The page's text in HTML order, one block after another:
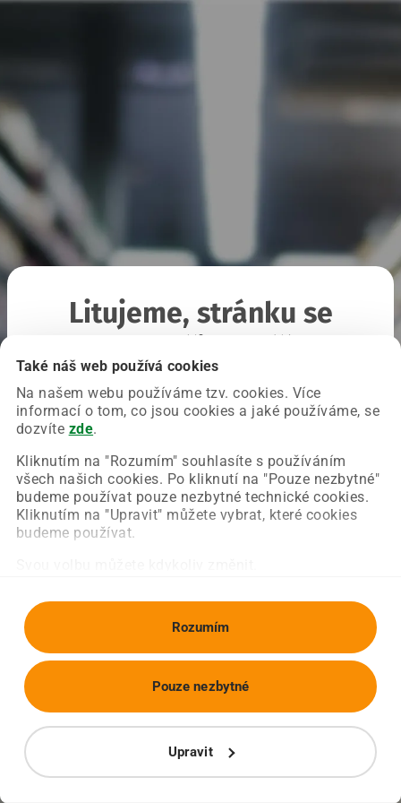
Také náš web používá cookies
Na našem webu používáme tzv. cookies. Více
informací o tom, co jsou cookies a jaké používáme, se
dozvíte zde.
Kliknutím na "Rozumím" souhlasíte s používáním
všech našich cookies. Po kliknutí na "Pouze nezbytné"
budeme používat pouze nezbytné technické cookies.
Kliknutím na "Upravit" můžete vybrat, které cookies
budeme používat.
Rozumím
Upravit
Pouze nezbytné
Litujeme, stránku se
Chyba nastala na naší straně a už ji opravujeme.
Zkuste prosím znovu načíst požadovanou stránku.
Obnovit stránku Úvodní strana